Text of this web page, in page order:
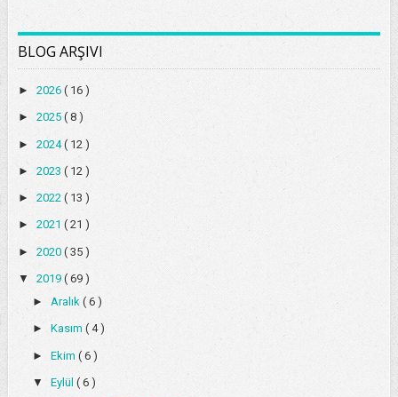
BLOG ARŞIVI
► 2026 ( 16 )
► 2025 ( 8 )
► 2024( 12 )
► 2023 ( 12 )
► 2022 ( 13 )
► 2021 ( 21 )
► 2020 ( 35 )
▼ 2019 ( 69 )
► Aralık ( 6 )
► Kasım ( 4 )
► Ekim ( 6 )
▼ Eylül ( 6 )